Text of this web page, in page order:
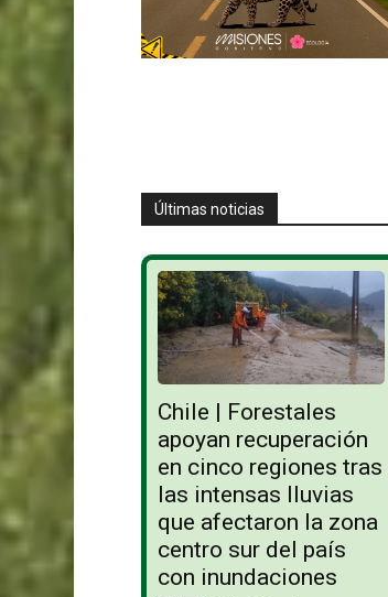
Últimas noticias
Chile | Forestales
apoyan recuperación
en cinco regiones tras
las intensas lluvias
que afectaron la zona
centro sur del país
con inundaciones